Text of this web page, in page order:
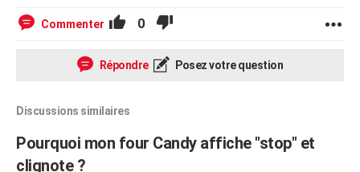
Commenter 0
Répondre Posez votre question
Discussions similaires
Pourquoi mon four Candy affiche "stop" et
clignote ?